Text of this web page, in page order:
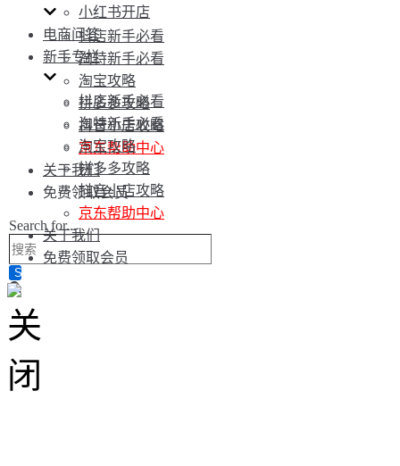
抖店新手必看
淘特新手必看
淘宝攻略
拼多多攻略
抖音小店攻略
京东帮助中心
关于我们
免费领取会员
Search for...
小红书开店
电商问答
新手专栏
抖店新手必看
淘特新手必看
淘宝攻略
拼多多攻略
抖音小店攻略
京东帮助中心
关于我们
免费领取会员